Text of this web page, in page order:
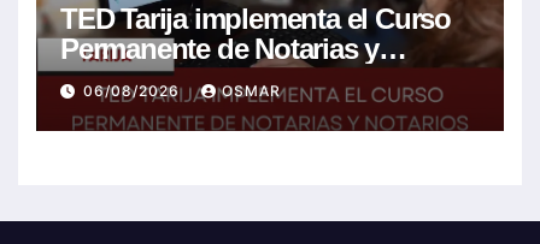
TED Tarija implementa el Curso
Permanente de Notarias y
Notarios Electorales 2026
06/08/2026 OSMAR